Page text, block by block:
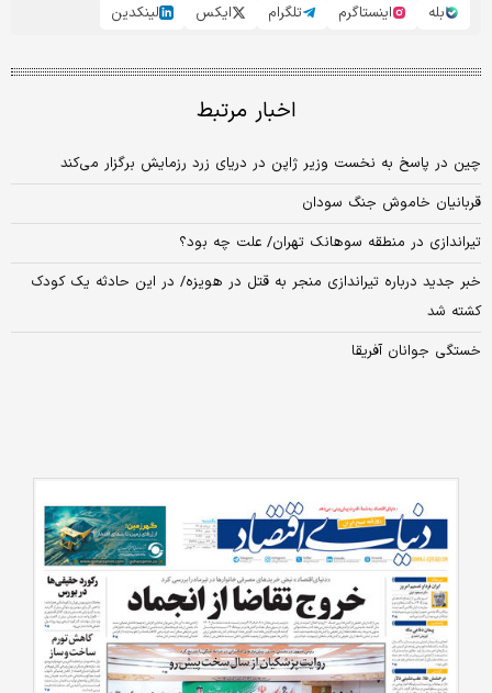
بله
اینستاگرم تلگرام ایکس لینکدین
اخبار مرتبط
چین در پاسخ به نخست وزیر ژاپن در دریای زرد رزمایش برگزار می‌کند
قربانیان خاموش جنگ سودان
تیراندازی در منطقه سوهانک تهران/ علت چه بود؟
خبر جدید درباره تیراندازی منجر به قتل در هویزه/ در این حادثه یک کودک
کشته شد
خستگی جوانان آفریقا